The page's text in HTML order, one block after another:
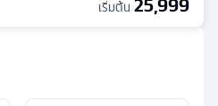
เริ่มต้น